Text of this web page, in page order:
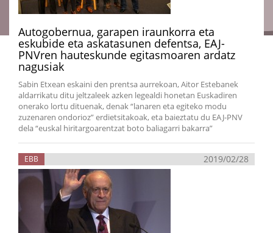
Autogobernua, garapen iraunkorra eta
eskubide eta askatasunen defentsa, EAJ-
PNVren hauteskunde egitasmoaren ardatz
nagusiak
Sabin Etxean eskaini den prentsa aurrekoan, Aitor Estebanek
aldarrikatu ditu jeltzaleek azken legealdi honetan Euskadiren
onerako lortu dituenak, denak “lanaren eta egiteko modu
zuzenaren ondorioz” erdietsitakoak, eta baieztatu du EAJ-PNV
dela “euskal hiritargoarentzat boto baliagarri bakarra”
EBB 2019/02/28